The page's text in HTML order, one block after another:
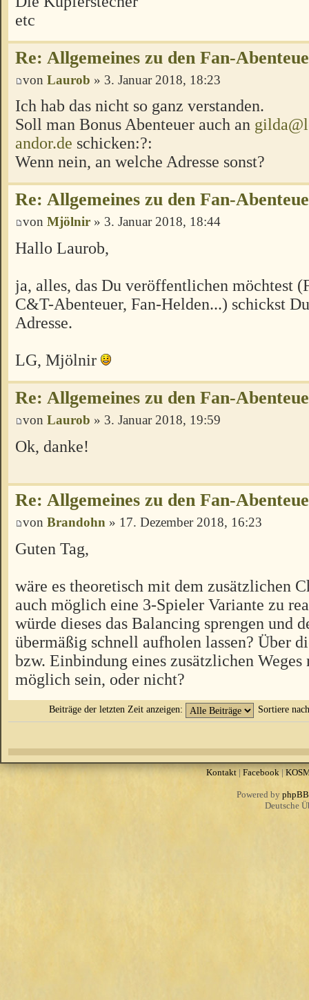
etc
Re: Allgemeines zu den Fan-
von Laurob » 3. Januar 2018, 18:23
Ich hab das nicht so ganz verstanden.
Soll man Bonus Abenteuer auch an
andor.de schicken:?:
Wenn nein, an welche Adresse sonst?
Re: Allgemeines zu den Fan-
von Mjölnir » 3. Januar 2018, 18:44
Hallo Laurob,
ja, alles, das Du veröffentlichen möchtest
C&T-Abenteuer, Fan-Helden...) schickst
Adresse.
LG, Mjölnir
Re: Allgemeines zu den Fan-
von Laurob » 3. Januar 2018, 19:59
Ok, danke!
Re: Allgemeines zu den Fan-
von Brandohn » 17. Dezember 2018, 16:23
Guten Tag,
wäre es theoretisch mit dem zusätzlichen
auch möglich eine 3-Spieler Variante zu
würde dieses das Balancing sprengen und
übermäßig schnell aufholen lassen? Über
bzw. Einbindung eines zusätzlichen Weges
möglich sein, oder nicht?
Beiträge der letzten Zeit anzeigen: Sortiere
Kontakt| Facebook|
Powered by phpBB
Deutsche